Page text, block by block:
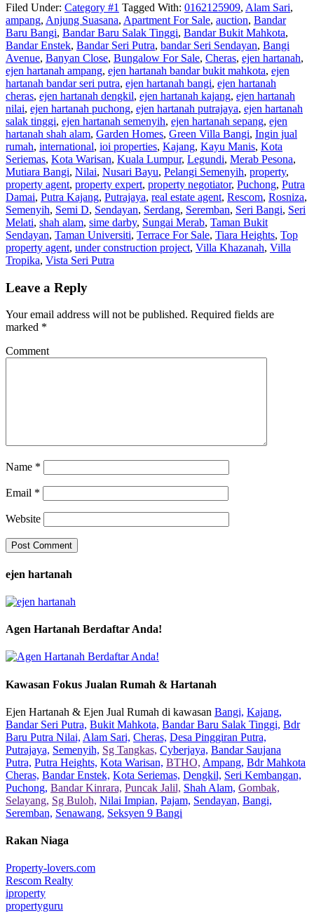
Filed Under: Category #1 Tagged With: 0162125909, Alam Sari,
ampang, Anjung Suasana, Apartment For Sale, auction, Bandar
Baru Bangi, Bandar Baru Salak Tinggi, Bandar Bukit Mahkota,
Bandar Enstek, Bandar Seri Putra, bandar Seri Sendayan, Bangi
Avenue, Banyan Close, Bungalow For Sale, Cheras, ejen hartanah,
ejen hartanah ampang, ejen hartanah bandar bukit mahkota, ejen
hartanah bandar seri putra, ejen hartanah bangi, ejen hartanah
cheras, ejen hartanah dengkil, ejen hartanah kajang, ejen hartanah
nilai, ejen hartanah puchong, ejen hartanah putrajaya, ejen hartanah
salak tinggi, ejen hartanah semenyih, ejen hartanah sepang, ejen
hartanah shah alam, Garden Homes, Green Villa Bangi, Ingin jual
rumah, international, ioi properties, Kajang, Kayu Manis, Kota
Seriemas, Kota Warisan, Kuala Lumpur, Legundi, Merab Pesona,
Mutiara Bangi, Nilai, Nusari Bayu, Pelangi Semenyih, property,
property agent, property expert, property negotiator, Puchong, Putra
Damai, Putra Kajang, Putrajaya, real estate agent, Rescom, Rosniza,
Semenyih, Semi D, Sendayan, Serdang, Seremban, Seri Bangi, Seri
Melati, shah alam, sime darby, Sungai Merab, Taman Bukit
Sendayan, Taman Universiti, Terrace For Sale, Tiara Heights, Top
property agent, under construction project, Villa Khazanah, Villa
Tropika, Vista Seri Putra
Leave a Reply
Your email address will not be published. Required fields are
marked *
Comment
Name *
Email *
Website
ejen hartanah
Agen Hartanah Berdaftar Anda!
Kawasan Fokus Jualan Rumah & Hartanah
Ejen Hartanah & Ejen Jual Rumah di kawasan Bangi, Kajang,
Bandar Seri Putra, Bukit Mahkota, Bandar Baru Salak Tinggi, Bdr
Baru Putra Nilai, Alam Sari, Cheras, Desa Pinggiran Putra,
Putrajaya, Semenyih, Sg Tangkas, Cyberjaya, Bandar Saujana
Putra, Putra Heights, Kota Warisan, BTHO, Ampang, Bdr Mahkota
Cheras, Bandar Enstek, Kota Seriemas, Dengkil, Seri Kembangan,
Puchong, Bandar Kinrara, Puncak Jalil, Shah Alam, Gombak,
Selayang, Sg Buloh, Nilai Impian, Pajam, Sendayan, Bangi,
Seremban, Senawang, Seksyen 9 Bangi
Rakan Niaga
Property-lovers.com
Rescom Realty
iproperty
propertyguru